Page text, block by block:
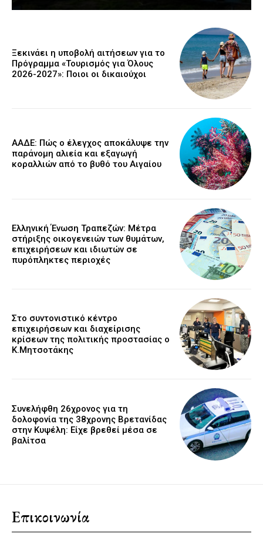
Ξεκινάει η υποβολή αιτήσεων για το
Πρόγραμμα «Τουρισμός για Όλους
2026-2027»: Ποιοι οι δικαιούχοι
ΑΑΔΕ: Πώς ο έλεγχος αποκάλυψε την
παράνομη αλιεία και εξαγωγή
κοραλλιών από το βυθό του Αιγαίου
Ελληνική Ένωση Τραπεζών: Μέτρα
στήριξης οικογενειών των θυμάτων,
επιχειρήσεων και ιδιωτών σε
πυρόπληκτες περιοχές
Στο συντονιστικό κέντρο
επιχειρήσεων και διαχείρισης
κρίσεων της πολιτικής προστασίας ο
Κ.Μητσοτάκης
Συνελήφθη 26χρονος για τη
δολοφονία της 38χρονης Βρετανίδας
στην Κυψέλη: Είχε βρεθεί μέσα σε
βαλίτσα
Επικοινωνία